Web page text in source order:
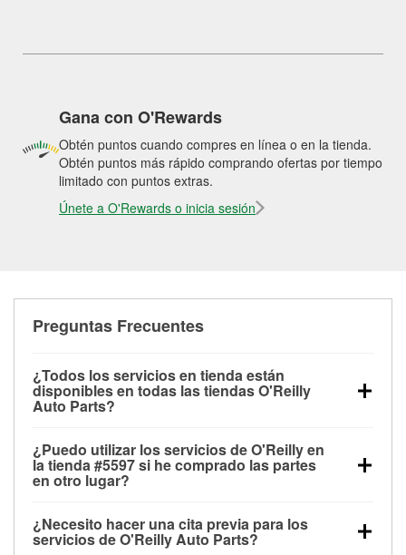
Gana con O'Rewards
Obtén puntos cuando compres en línea o en la tienda.
Obtén puntos más rápido comprando ofertas por tiempo
limitado con puntos extras.
Únete a O'Rewards o inicia sesión
Preguntas Frecuentes
¿Todos los servicios en tienda están
disponibles en todas las tiendas O'Reilly
Auto Parts?
las pruebas de batería, pruebas de alternador y
motor de arranque, revisión de la luz “Check Engine”
con O'Reilly VeriScan® e instalación de
limpiaparabrisas o bombillas, están disponibles en
todas las tiendas O'Reilly Auto Parts. La tienda
¿Puedo utilizar los servicios de O'Reilly en
la tienda #5597 si he comprado las partes
en otro lugar?
de O'Reilly Auto Parts que estén disponibles en la
¿Necesito hacer una cita previa para los
servicios de O'Reilly Auto Parts?